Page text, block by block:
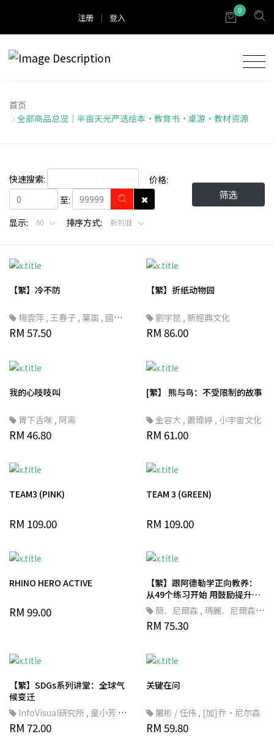
注册 | 登入
0
首页
全部商品总览｜半亩天光严选绘本・教育书・桌游・教材资源
快速搜索:
价格:
至:
筛选
显示: 60 排序方式: 新到旧
【繁】冷不防
楊雲萍 , 王春子 , 葉笛 , 國立
臺灣文學館
RM 57.50
【繁】折纸动物园
劉宇昆 , 新經典文化
RM 86.00
我的心吱吱叫
胃下舌咪 , 阿离
RM 46.80
[繁】 熊与鸟：不受限制的故事
金容大 , 蕭瑋婷 , 小宇宙文化
RM 61.00
TEAM3 (PINK)
RM 109.00
TEAM 3 (GREEN)
RM 109.00
RHINO HERO ACTIVE
RM 99.00
【繁】跟阿德勒学正向教养：
从49个练习开始 用鼓励提升孩
子的归属感与自我价值
簡．尼爾森 , 瑪麗．尼爾森．
坦伯斯基,布萊德．安吉
RM 75.30
【繁】SDGs系列讲堂：全球气
候变迁
InfoVisual研究所 , 童小芳 ,
台灣東販
RM 72.00
关键在问
屠彬 / 任伟 , [加]乔·尼尔森
RM 59.80